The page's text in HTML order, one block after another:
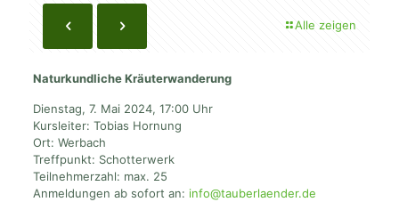
Alle zeigen
Naturkundliche Kräuterwanderung
Dienstag, 7. Mai 2024, 17:00 Uhr
Kursleiter: Tobias Hornung
Ort: Werbach
Treffpunkt: Schotterwerk
Teilnehmerzahl: max. 25
Anmeldungen ab sofort an: info@tauberlaender.de